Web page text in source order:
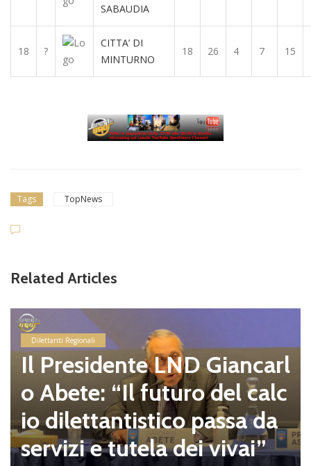
SABAUDIA
18 ?
CITTA’ DI
MINTURNO
18 26 4 7 15
Tags TopNews
Related Articles
Dilettanti Serie D
Coppa Italia Serie D, gli ab
binamenti dei preliminari
e del primo turno in progr
amma il 23 e il 30 agosto
alle 16.00